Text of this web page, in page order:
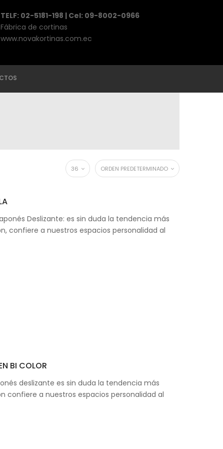
TELF: 02-5181-198 | Cel: 09-8002-0966
Fábrica de cortinas
www.novakortinas.com.ec
ORDEN PREDETERMINADO
36
Deslizante: es sin duda la tendencia más
confiere a nuestros espacios personalidad al
BI COLOR
deslizante es sin duda la tendencia más
confiere a nuestros espacios personalidad al